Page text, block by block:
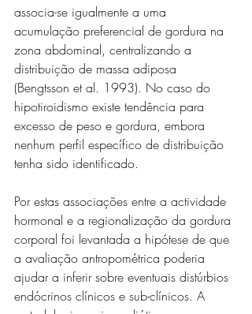
associa-se igualmente a uma
acumulação preferencial de gordura na
zona abdominal, centralizando a
distribuição de massa adiposa
(Bengtsson et al. 1993). No caso do
hipotiroidismo existe tendência para
excesso de peso e gordura, embora
nenhum perfil específico de distribuição
tenha sido identificado.
Por estas associações entre a actividade
hormonal e a regionalização da gordura
corporal foi levantada a hipótese de que
a avaliação antropométrica poderia
ajudar a inferir sobre eventuais distúrbios
endócrinos clínicos e sub-clínicos. A